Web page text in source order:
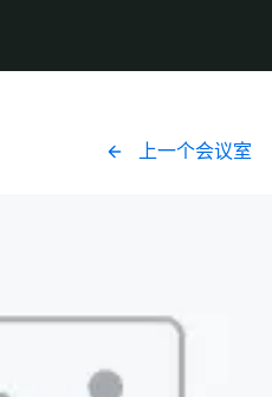
上一个会议室